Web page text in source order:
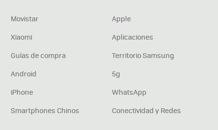
Movistar
Apple
Xiaomi
Aplicaciones
Guías de compra
Territorio Samsung
Android
5g
iPhone
WhatsApp
Smartphones Chinos
Conectividad y Redes